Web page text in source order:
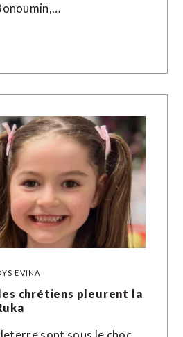
EVINA
chrétiens pleurent la